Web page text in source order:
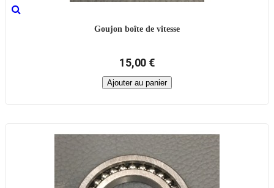
Goujon boîte de vitesse
15,00 €
Ajouter au panier